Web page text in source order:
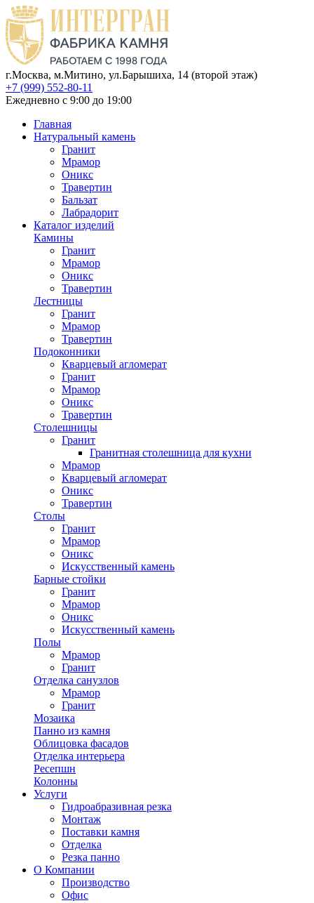
г.Москва, м.Митино, ул.Барышиха, 14 (второй этаж)
+7 (999) 552-80-11
Ежедневно с 9:00 до 19:00
Главная
Натуральный камень
Гранит
Мрамор
Оникс
Травертин
Бальзат
Лабрадорит
Каталог изделий
Камины
Гранит
Мрамор
Оникс
Травертин
Лестницы
Гранит
Мрамор
Травертин
Подоконники
Кварцевый агломерат
Гранит
Мрамор
Оникс
Травертин
Столешницы
Гранит
Гранитная столешница для кухни
Мрамор
Кварцевый агломерат
Оникс
Травертин
Столы
Гранит
Мрамор
Оникс
Искусственный камень
Барные стойки
Гранит
Мрамор
Оникс
Искусственный камень
Полы
Мрамор
Гранит
Отделка санузлов
Мрамор
Гранит
Мозаика
Панно из камня
Облицовка фасадов
Отделка интерьера
Ресепшн
Колонны
Услуги
Гидроабразивная резка
Монтаж
Поставки камня
Отделка
Резка панно
О Компании
Производство
Офис